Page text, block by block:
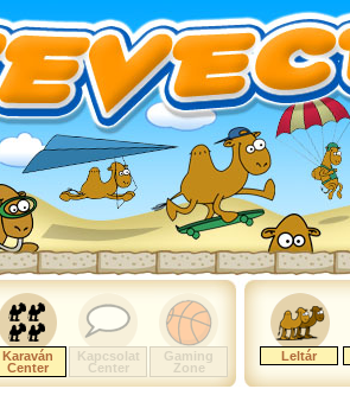
Karaván
Center
Kapcsolat
Center
Gaming
Zone
Leltár